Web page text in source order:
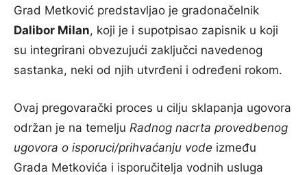
Grad Metković predstavljao je gradonačelnik
Dalibor Milan, koji je i supotpisao zapisnik u koji
su integrirani obvezujući zaključci navedenog
sastanka, neki od njih utvrđeni i određeni rokom.
Ovaj pregovarački proces u cilju sklapanja ugovora
održan je na temelju Radnog nacrta provedbenog
ugovora o isporuci/prihvaćanju vode između
Grada Metkovića i isporučitelja vodnih usluga